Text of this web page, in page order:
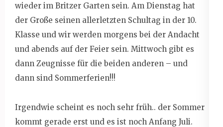
wieder im Britzer Garten sein. Am Dienstag hat
der Große seinen allerletzten Schultag in der 10.
Klasse und wir werden morgens bei der Andacht
und abends auf der Feier sein. Mittwoch gibt es
dann Zeugnisse für die beiden anderen – und
dann sind Sommerferien!!!
Irgendwie scheint es noch sehr früh.. der Sommer
kommt gerade erst und es ist noch Anfang Juli.